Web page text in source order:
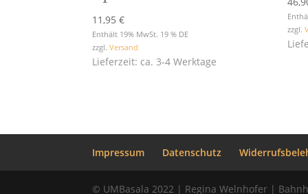
11,95€
Enthält 19% MwSt. 19 % DE
zzgl.Versand
Lieferzeit: ca. 3-4 Werktage
zzgl.
Impressum Datenschutz
© UMBasala 2022 | Regina Welnhofer |